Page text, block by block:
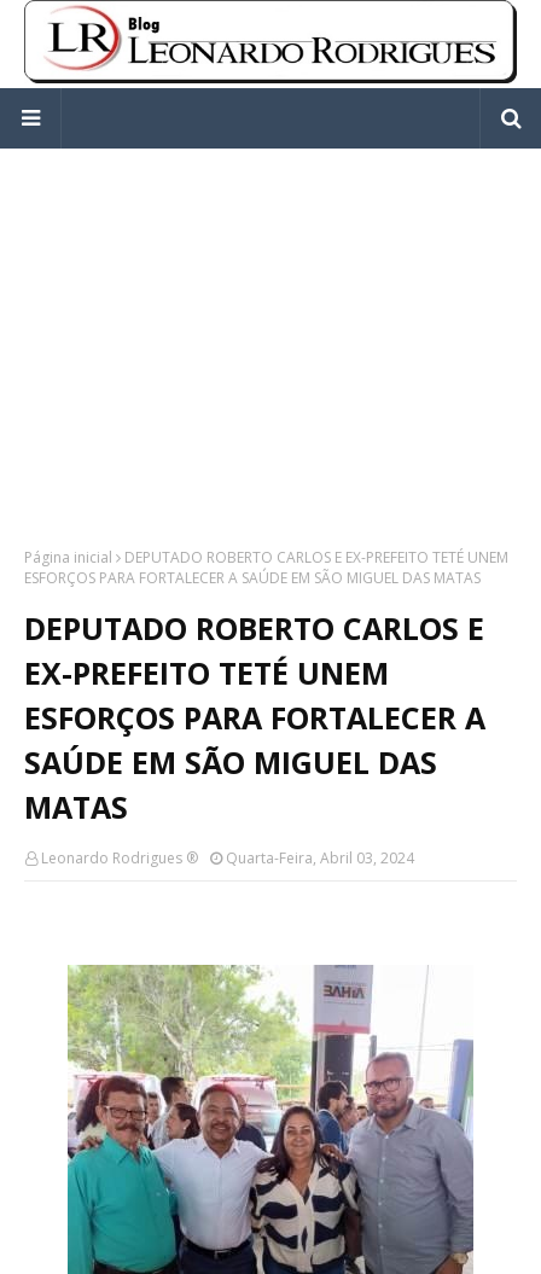
Página inicial
DEPUTADO ROBERTO CARLOS E EX-PREFEITO TETÉ UNEM
ESFORÇOS PARA FORTALECER A SAÚDE EM SÃO MIGUEL DAS MATAS
DEPUTADO ROBERTO CARLOS E
EX-PREFEITO TETÉ UNEM
ESFORÇOS PARA FORTALECER A
SAÚDE EM SÃO MIGUEL DAS
MATAS
Leonardo Rodrigues ® Quarta-Feira, Abril 03, 2024